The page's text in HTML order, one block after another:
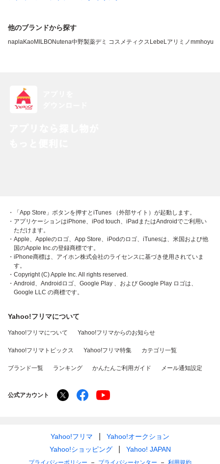
他のブランドから探す
naplaKaoMILBONutena中野製薬デミ コスメティクス LebeLアリミノmmhoyu
・「App Store」ボタンを押すとiTunes （外部サイト）が起動します。
・アプリケーションはiPhone、iPod touch、iPadまたはAndroidでご利用い
ただけます。
・Apple、Appleのロゴ、App Store、iPodのロゴ、iTunesは、米国および他
国のApple Inc.の登録商標です。
・iPhone商標は、アイホン株式会社のライセンスに基づき使用されていま
す。
・Copyright (C) Apple Inc. All rights reserved.
・Android、Androidロゴ、Google Play 、および Google Play ロゴは、
Google LLC の商標です。
Yahoo!フリマについて
Yahoo!フリマについて Yahoo!フリマからのお知らせ
Yahoo!フリマトピックス Yahoo!フリマ特集 カテゴリ一覧
ブランド一覧 ランキング かんたんご利用ガイド メール通知設定
公式アカウント
Yahoo!フリマ
Yahoo!オークション
Yahoo!ショッピング
Yahoo! JAPAN